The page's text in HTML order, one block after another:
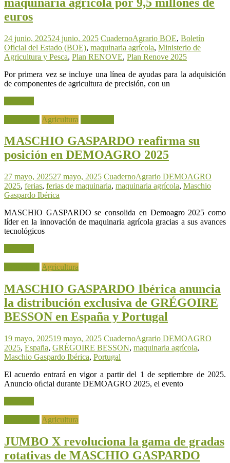
euros
24 junio, 202524 junio, 2025 CuadernoAgrario BOE, Boletín
Oficial del Estado (BOE), maquinaria agrícola, Ministerio de
Agricultura y Pesca, Plan RENOVE, Plan Renove 2025
Por primera vez se incluye una línea de ayudas para la adquisición
de componentes de agricultura de precisión, con un
Agricultura
MASCHIO GASPARDO reafirma su
posición en DEMOAGRO 2025
27 mayo, 202527 mayo, 2025 CuadernoAgrario DEMOAGRO
2025, ferias, ferias de maquinaria, maquinaria agrícola, Maschio
Gaspardo Ibérica
MASCHIO GASPARDO se consolida en Demoagro 2025 como
líder en la innovación de maquinaria agrícola gracias a sus avances
tecnológicos
Agricultura
MASCHIO GASPARDO Ibérica anuncia
la distribución exclusiva de GRÉGOIRE
BESSON en España y Portugal
19 mayo, 202519 mayo, 2025 CuadernoAgrario DEMOAGRO
2025, España, GRÉGOIRE BESSON, maquinaria agrícola,
Maschio Gaspardo Ibérica, Portugal
El acuerdo entrará en vigor a partir del 1 de septiembre de 2025.
Anuncio oﬁcial durante DEMOAGRO 2025, el evento
Agricultura
JUMBO X revoluciona la gama de gradas
rotativas de MASCHIO GASPARDO